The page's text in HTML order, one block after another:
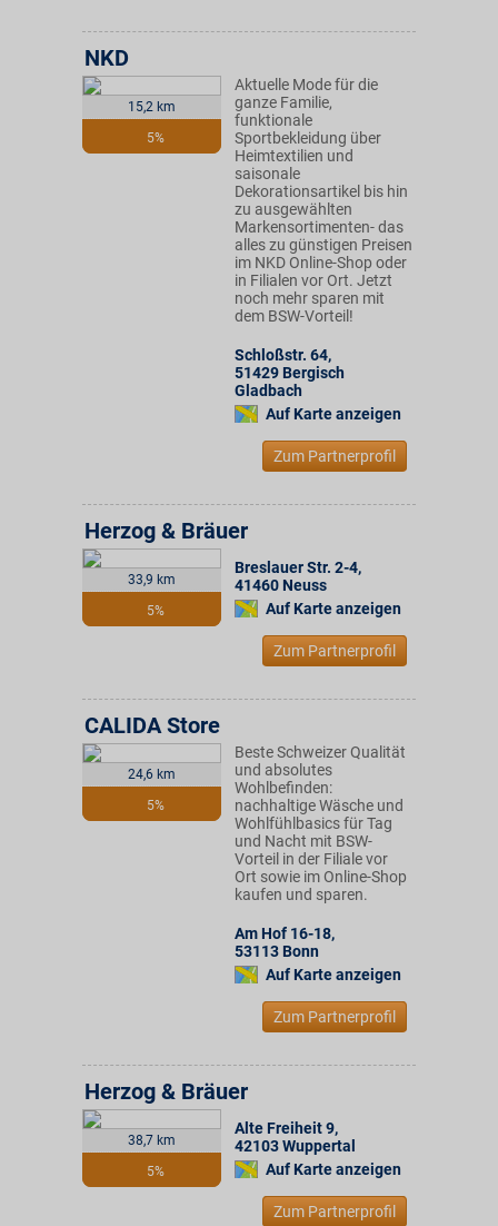
15,2 km
5%
NKD
Aktuelle Mode für die
ganze Familie,
funktionale
Sportbekleidung über
Heimtextilien und
saisonale
Dekorationsartikel bis hin
zu ausgewählten
Markensortimenten- das
alles zu günstigen Preisen
im NKD Online-Shop oder
in Filialen vor Ort. Jetzt
noch mehr sparen mit
dem BSW-Vorteil!
Schloßstr. 64,
51429 Bergisch
Gladbach
Auf Karte anzeigen
Zum Partnerprofil
33,9 km
5%
Herzog & Bräuer
Breslauer Str. 2-4,
41460 Neuss
Auf Karte anzeigen
Zum Partnerprofil
24,6 km
5%
CALIDA Store
Beste Schweizer Qualität
und absolutes
Wohlbefinden:
nachhaltige Wäsche und
Wohlfühlbasics für Tag
und Nacht mit BSW-
Vorteil in der Filiale vor
Ort sowie im Online-Shop
kaufen und sparen.
Am Hof 16-18,
53113 Bonn
Auf Karte anzeigen
Zum Partnerprofil
38,7 km
5%
Herzog & Bräuer
Alte Freiheit 9,
42103Wuppertal
Auf Karte anzeigen
Zum Partnerprofil